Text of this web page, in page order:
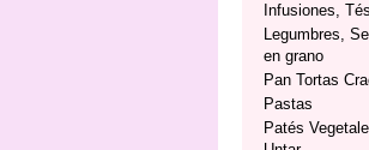
Infusiones,
Legumbres,
en grano
Pan Tortas
Pastas
Patés